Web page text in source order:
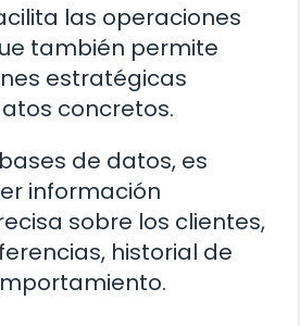
las operaciones
también permite
estratégicas
concretos.
de datos, es
información
sobre los clientes,
historial de